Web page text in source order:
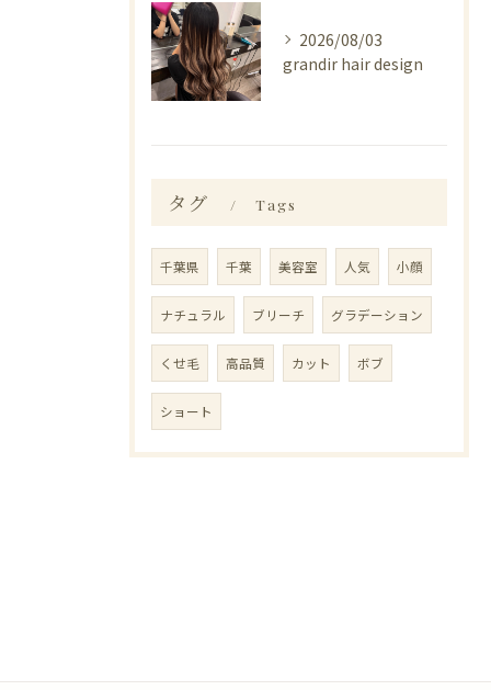
2026/08/03
grandir hair design
タグ Tags
千葉県 千葉 美容室 人気 小顔
ナチュラル ブリーチ グラデーション
くせ毛 高品質 カット ボブ
ショート